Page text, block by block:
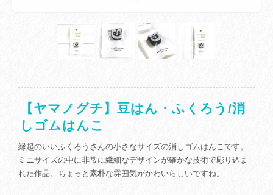
【ヤマノグチ】豆はん・ふくろう/消
しゴムはんこ
縁起のいいふくろうさんの小さなサイズの消しゴムはんこです。
ミニサイズの中に非常に繊細なデザインが確かな技術で彫り込ま
れた作品。ちょっと素朴な雰囲気がかわいらしいですね。